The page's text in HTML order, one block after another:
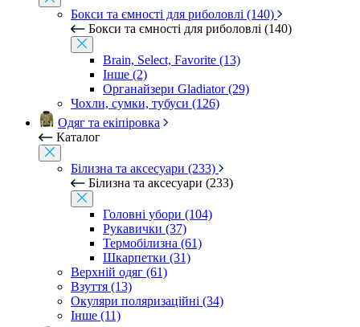
Бокси та ємності для риболовлі (140)
Бокси та ємності для риболовлі (140)
Brain, Select, Favorite (13)
Інше (2)
Органайзери Gladiator (29)
Чохли, сумки, тубуси (126)
Одяг та екіпіровка
Каталог
Білизна та аксесуари (233)
Білизна та аксесуари (233)
Головні убори (104)
Рукавички (37)
Термобілизна (61)
Шкарпетки (31)
Верхній одяг (61)
Взуття (13)
Окуляри поляризаційні (34)
Інше (11)